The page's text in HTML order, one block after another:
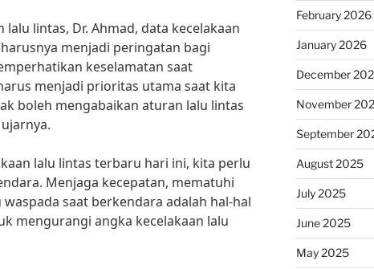
lintas, Dr. Ahmad, data kecelakaan
menjadi peringatan bagi
keselamatan saat
menjadi prioritas utama saat kita
boleh mengabaikan aturan lalu lintas
lalu lintas terbaru hari ini, kita perlu
Menjaga kecepatan, mematuhi
saat berkendara adalah hal-hal
mengurangi angka kecelakaan lalu
February 2026
January 2026
December
November
September
August 2025
July 2025
June 2025
May 2025